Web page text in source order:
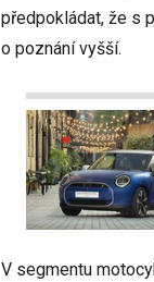
předpokládat, že s
o poznání vyšší.
V segmentu